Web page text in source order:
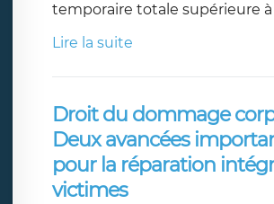
temporaire totale supérieure à
Lire la suite
Droit du dommage
Deux avancées
pour la réparation
victimes